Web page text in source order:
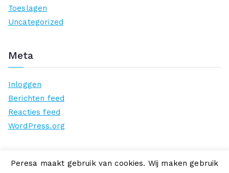
Toeslagen
Uncategorized
Meta
Inloggen
Berichten feed
Reacties feed
WordPress.org
Peresa maakt gebruik van cookies. Wij maken gebruik